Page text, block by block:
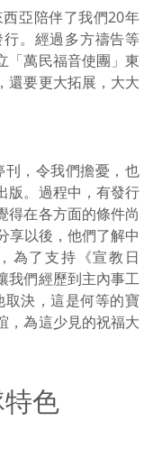
亞陪伴了我們20年
。經過多方禱告等
「萬民福音使團」東
還要更大拓展，大大
，令我們擔憂，也
版。過程中，有發行
得在各方面的條件尚
享以後，他們了解中
為了支持《宣教日
我們經歷到主內事工
決，這是何等的寶
，為這少見的祝福大
色